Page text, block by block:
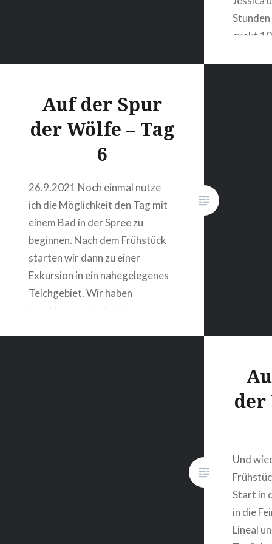
exakt
Auf der Spur
der Wölfe – Tag
6
26.9.2021 Noch einmal nutze
ich die Möglichkeit den Tag mit
einem Bad in der Spree zu
beginnen. Nach dem Frühstück
starten wir dann zu einer
Exkursion in ein nahegelegenes
Teichgebiet. Wir haben
beschlossen den letzten
der
Und
Start in
in die
Lineal